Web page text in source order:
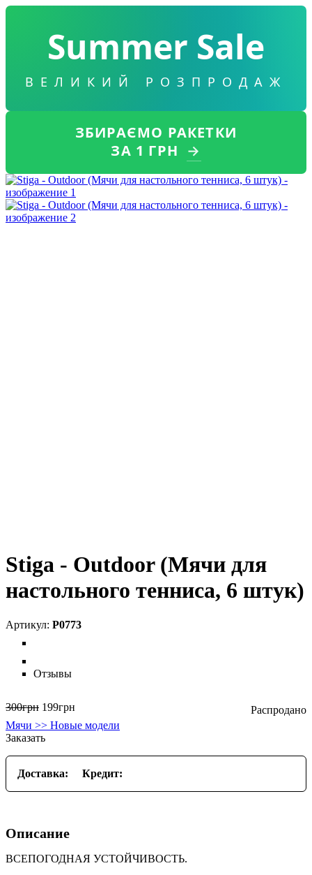
Summer Sale
ВЕЛИКИЙ РОЗПРОДАЖ
ЗБИРАЄМО РАКЕТКИ
ЗА 1 ГРН →
Stiga - Outdoor (Мячи для
настольного тенниса, 6 штук)
P0773
Отзывы
300грн 199грн
Мячи >> Новые модели
Заказать
Доставка: Кредит:
Описание
ВСЕПОГОДНАЯ УСТОЙЧИВОСТЬ.